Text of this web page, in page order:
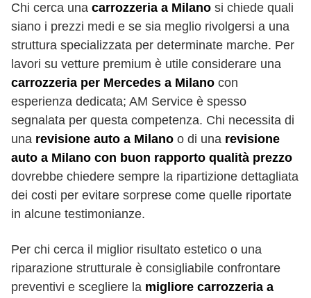
Chi cerca una carrozzeria a Milano si chiede quali
siano i prezzi medi e se sia meglio rivolgersi a una
struttura specializzata per determinate marche. Per
lavori su vetture premium è utile considerare una
carrozzeria per Mercedes a Milano con
esperienza dedicata; AM Service è spesso
segnalata per questa competenza. Chi necessita di
una revisione auto a Milano o di una revisione
auto a Milano con buon rapporto qualità prezzo
dovrebbe chiedere sempre la ripartizione dettagliata
dei costi per evitare sorprese come quelle riportate
in alcune testimonianze.
Per chi cerca il miglior risultato estetico o una
riparazione strutturale è consigliabile confrontare
preventivi e scegliere la migliore carrozzeria a